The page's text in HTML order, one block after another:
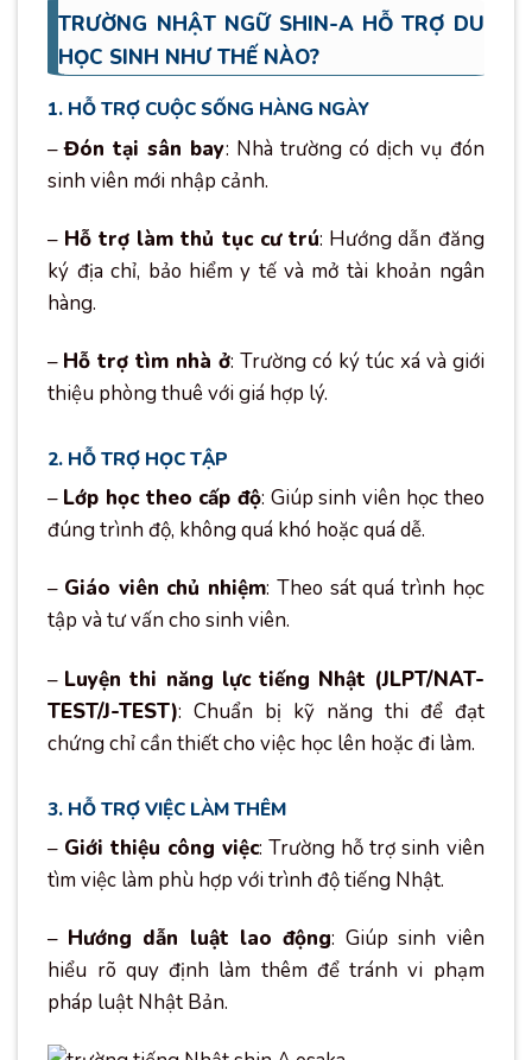
TRƯỜNG NHẬT NGỮ SHIN-A HỖ TRỢ DU
HỌC SINH NHƯ THẾ NÀO?
1. HỖ TRỢ CUỘC SỐNG HÀNG NGÀY
–Đón tại sân bay: Nhà trường có dịch vụ đón
sinh viên mới nhập cảnh.
– Hỗ trợ làm thủ tục cư trú: Hướng dẫn đăng
ký địa chỉ, bảo hiểm y tế và mở tài khoản ngân
hàng.
– Hỗ trợ tìm nhà ở: Trường có ký túc xá và giới
thiệu phòng thuê với giá hợp lý.
2. HỖ TRỢ HỌC TẬP
– Lớp học theo cấp độ: Giúp sinh viên học theo
đúng trình độ, không quá khó hoặc quá dễ.
– Giáo viên chủ nhiệm: Theo sát quá trình học
tập và tư vấn cho sinh viên.
– Luyện thi năng lực tiếng Nhật (JLPT/NAT-
TEST/J-TEST): Chuẩn bị kỹ năng thi để đạt
chứng chỉ cần thiết cho việc học lên hoặc đi làm.
3. HỖ TRỢ VIỆC LÀM THÊM
– Giới thiệu công việc: Trường hỗ trợ sinh viên
tìm việc làm phù hợp với trình độ tiếng Nhật.
– Hướng dẫn luật lao động: Giúp sinh viên
hiểu rõ quy định làm thêm để tránh vi phạm
pháp luật Nhật Bản.